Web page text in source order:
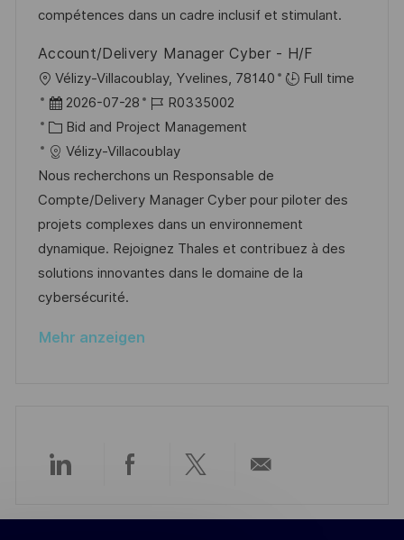
c
h
u
n
g
V
r
ö
f
f
e
n
t
l
i
c
h
u
i
compétences dans un cadre inclusif et stimulant.
Account/Delivery Manager Cyber - H/F
O
r
t
Vélizy-Villacoublay, Yvelines, 78140
Full time
D
a
t
u
m
d
e
r
V
r
2026-07-28
J
o
b
-
I
D
R0335002
K
a
t
e
g
o
r
i
Bid and Project Management
Vélizy-Villacoublay
Nous recherchons un Responsable de
Compte/Delivery Manager Cyber pour piloter des
projets complexes dans un environnement
dynamique. Rejoignez Thales et contribuez à des
solutions innovantes dans le domaine de la
cybersécurité.
Mehr anzeigen
Über
LinkedIn
Über
Facebook
Über
TwitterE-